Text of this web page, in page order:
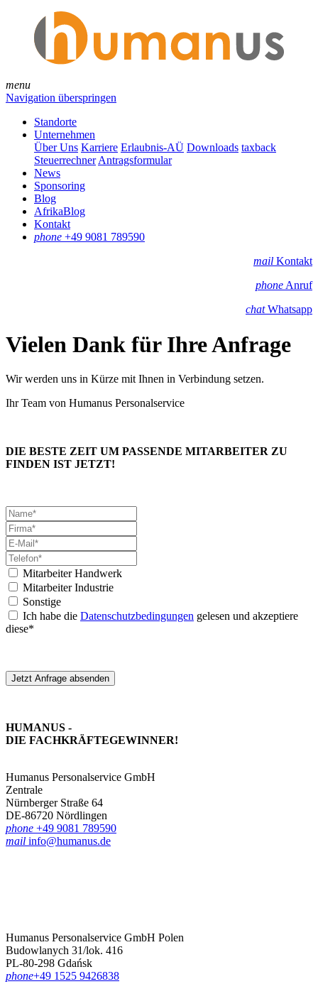
menu
Navigation überspringen
Standorte
Unternehmen
Über Uns Karriere Erlaubnis-AÜ Downloads taxback
Steuerrechner Antragsformular
News
Sponsoring
Blog
AfrikaBlog
Kontakt
phone +49 9081 789590
mail Kontakt
phone Anruf
chatWhatsapp
Vielen Dank für Ihre Anfrage
Wir werden uns in Kürze mit Ihnen in Verbindung setzen.
Ihr Team von Humanus Personalservice
DIE BESTE ZEIT UM PASSENDE MITARBEITER ZU
FINDEN IST JETZT!
Mitarbeiter Handwerk
Mitarbeiter Industrie
Sonstige
Ich habe die Datenschutzbedingungen gelesen und akzeptiere
diese*
Jetzt Anfrage absenden
HUMANUS -
DIE FACHKRÄFTE­GEWINNER!
Humanus Personalservice GmbH
Zentrale
Nürnberger Straße 64
DE-86720 Nördlingen
phone +49 9081 789590
mail info@humanus.de
Humanus Personalservice GmbH Polen
Budowlanych 31/lok. 416
PL-80-298 Gdańsk
phone‪+49 1525 9426838‬